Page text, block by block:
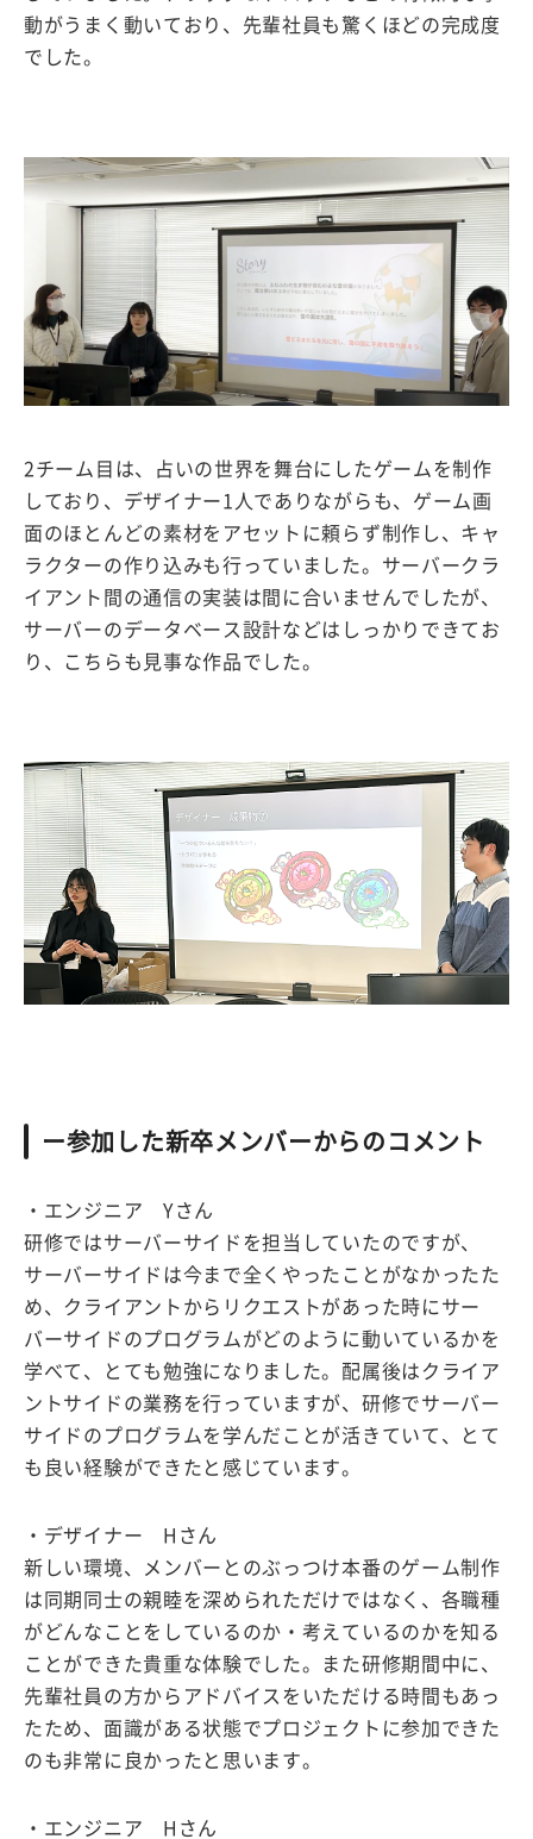
動がうまく動いており、先輩社員も驚くほどの完成度
でした。
2チーム目は、占いの世界を舞台にしたゲームを制作
しており、デザイナー1人でありながらも、ゲーム画
面のほとんどの素材をアセットに頼らず制作し、キャ
ラクターの作り込みも行っていました。サーバークラ
イアント間の通信の実装は間に合いませんでしたが、
サーバーのデータベース設計などはしっかりできてお
り、こちらも見事な作品でした。
ー参加した新卒メンバーからのコメント
・エンジニア Yさん
研修ではサーバーサイドを担当していたのですが、
サーバーサイドは今まで全くやったことがなかったた
め、クライアントからリクエストがあった時にサー
バーサイドのプログラムがどのように動いているかを
学べて、とても勉強になりました。配属後はクライア
ントサイドの業務を行っていますが、研修でサーバー
サイドのプログラムを学んだことが活きていて、とて
も良い経験ができたと感じています。
・デザイナー Hさん
新しい環境、メンバーとのぶっつけ本番のゲーム制作
は同期同士の親睦を深められただけではなく、各職種
がどんなことをしているのか・考えているのかを知る
ことができた貴重な体験でした。また研修期間中に、
先輩社員の方からアドバイスをいただける時間もあっ
たため、面識がある状態でプロジェクトに参加できた
のも非常に良かったと思います。
・エンジニア Hさん